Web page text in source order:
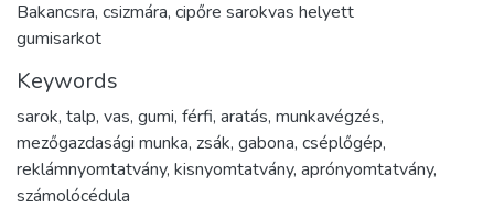
Bakancsra, csizmára, cipőre sarokvas helyett
gumisarkot
Keywords
sarok, talp, vas, gumi, férfi, aratás, munkavégzés,
mezőgazdasági munka, zsák, gabona, cséplőgép,
reklámnyomtatvány, kisnyomtatvány, aprónyomtatvány,
számolócédula